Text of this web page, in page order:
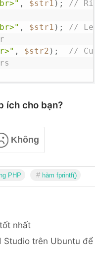
, $str1 ) ;
//
, $str1 ) ;
//
, $str2 ) ;
//
ích cho bạn?
Không
PHP hàm fprintf()
nhất
Studio trên Ubuntu để